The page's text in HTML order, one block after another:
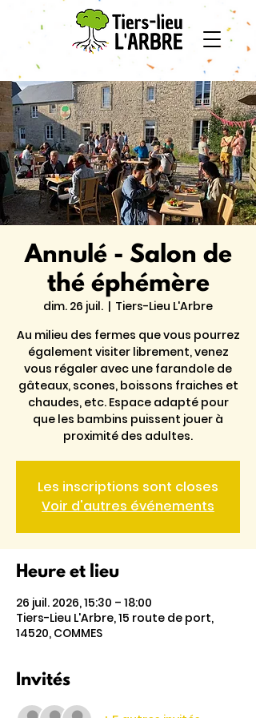
Annulé - Salon de
thé éphémère
dim. 26 juil.
  |
Tiers-Lieu L'Arbre
Au milieu des fermes que vous pourrez
également visiter librement, venez
vous régaler avec une farandole de
gâteaux, scones, boissons fraiches et
chaudes, etc. Espace adapté pour
que les bambins puissent jouer à
proximité des adultes.
Les inscriptions sont closes
Voir d'autres événements
Heure et lieu
26 juil. 2026, 15:30 – 18:00
Tiers-Lieu L'Arbre, 15 route de port,
14520, COMMES
Invités